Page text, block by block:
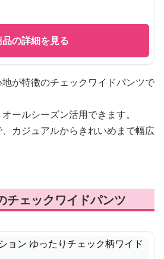
品の詳細を見る
が特徴のチェックワイドパンツで
ールシーズン活用できます。
カジュアルからきれいめまで幅広
チェックワイドパンツ